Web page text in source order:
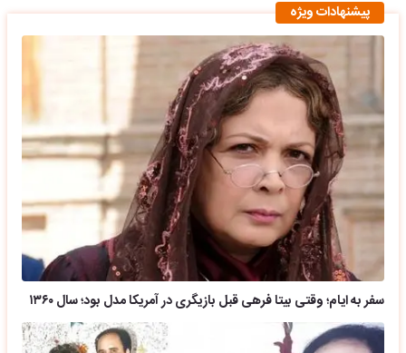
پیشنهادات ویژه
سفر به ایام؛ وقتی بیتا فرهی قبل بازیگری در آمریکا مدل بود؛ سال ۱۳۶۰